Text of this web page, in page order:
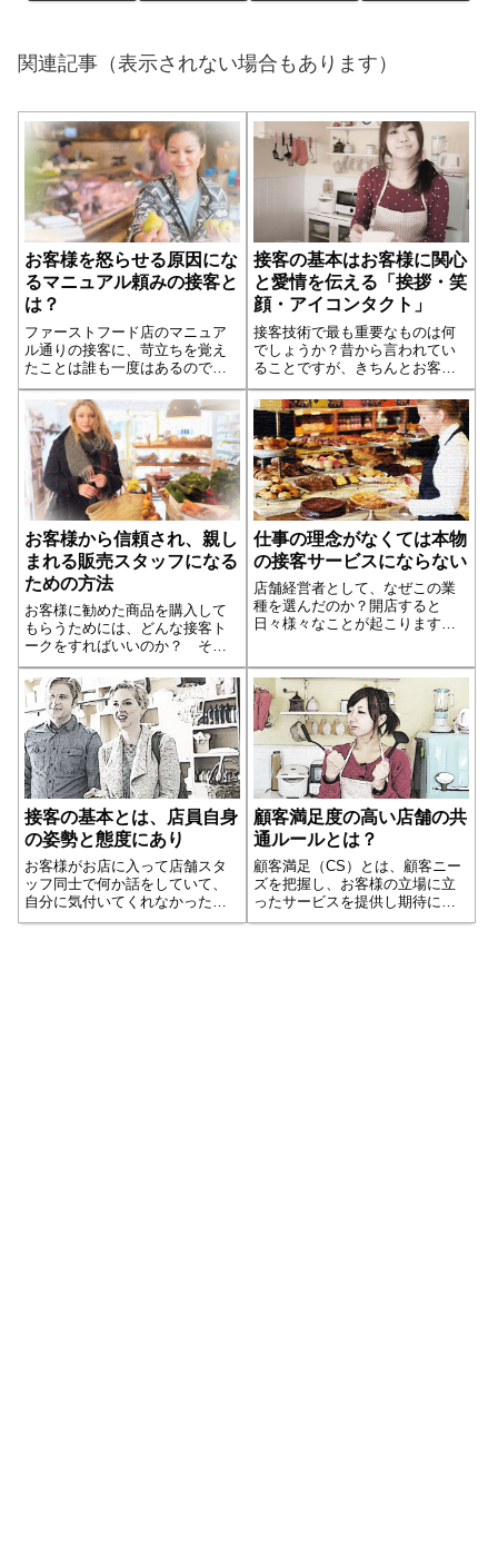
関連記事（表示されない場合もあります）
お客様を怒らせる原因にな
るマニュアル頼みの接客と
は？
ファーストフード店のマニュア
ル通りの接客に、苛立ちを覚え
たことは誰も一度はあるのでは
ないでしょうか？でもそれはフ
ァーストフード店に限ったこと
ではありません。例えば高度な
サービスを売りにしている店舗
でも、マニュアル頼みのような
接客が行われるこ...続きを読む
接客の基本はお客様に関心
と愛情を伝える「挨拶・笑
顔・アイコンタクト」
接客技術で最も重要なものは何
でしょうか？昔から言われてい
ることですが、きちんとお客様
の目を見て、「笑顔でアイコン
タクトをとった挨拶」すること
です。他にも業種や客層による
違いからその場に応じた接客技
術でカバーをする人もいます
が、接客には絶対に...続きを読
む
お客様から信頼され、親し
まれる販売スタッフになる
ための方法
お客様に勧めた商品を購入して
もらうためには、どんな接客ト
ークをすればいいのか？ その
ために必要なこととは、マーケ
ティングを意識するのでしょう
か？ 商品の仕様を覚えたりす
ることでしょうか？ どれも違
います。いつも行っている接客
トークを基本とし...続きを読む
仕事の理念がなくては本物
の接客サービスにならない
店舗経営者として、なぜこの業
種を選んだのか？開店すると
日々様々なことが起こります。
れでも店長のあなたは、経営者
として日々を楽しみ、やり甲斐
を感じていることでしょう。そ
の仕事を選び、続けているとい
うあなたの仕事観、つまり理念
は何でしょうか？
接客の基本とは、店員自身
の姿勢と態度にあり
お客様がお店に入って店舗スタ
ッフ同士で何か話をしていて、
自分に気付いてくれなかった
り、何やら内輪で笑っていたり
顧客満足度の高い店舗の共
通ルールとは？
顧客満足（CS）とは、顧客ニー
ズを把握し、お客様の立場に立
ったサービスを提供し期待に応
えていくこと。そして顧客との